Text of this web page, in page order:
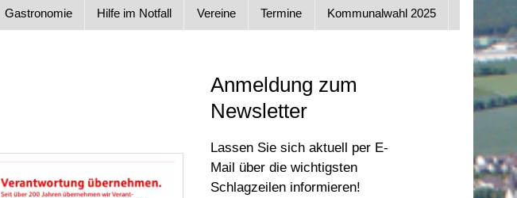
Gastronomie Hilfe im Notfall Vereine Termine Kommunalwahl 2025
Anmeldung zum
Newsletter
Lassen Sie sich aktuell per E-
Mail über die wichtigsten
Schlagzeilen informieren!